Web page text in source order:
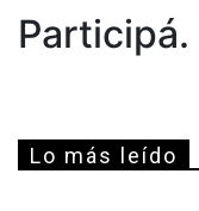
Participá.
Lo más leído